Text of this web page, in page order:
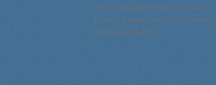
mooi en waardig afscheid en het is een
beleving waaraan u een mooie herinnering
zult blijven koesteren.